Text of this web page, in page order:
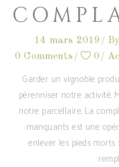
14 mars 2019 By
0 Comments
0
Garder un vignoble
pérenniser notre activité.
notre parcellaire. La
manquants est une
enlever les pieds